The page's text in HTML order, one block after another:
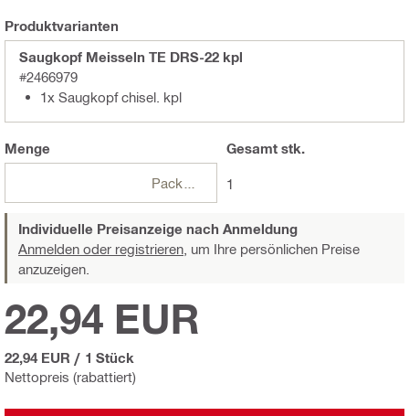
Produktvarianten
Saugkopf Meisseln TE DRS-22 kpl
#2466979
1x Saugkopf chisel. kpl
Menge
Packungen
Gesamtstk.
1
Individuelle Preisanzeige nach Anmeldung
Anmelden oder registrieren, um Ihre persönlichen Preise
anzuzeigen.
Nettopreis (rabattiert)
22,94 EUR
22,94 EUR / 1 Stück